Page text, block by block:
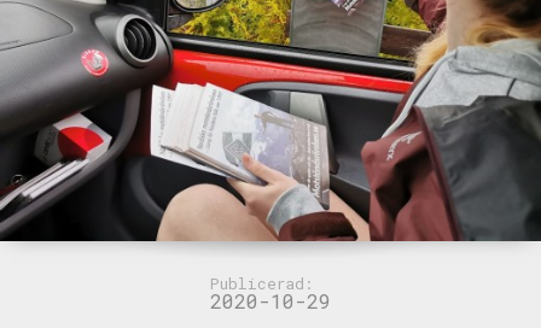
Publicerad:
2020-10-29